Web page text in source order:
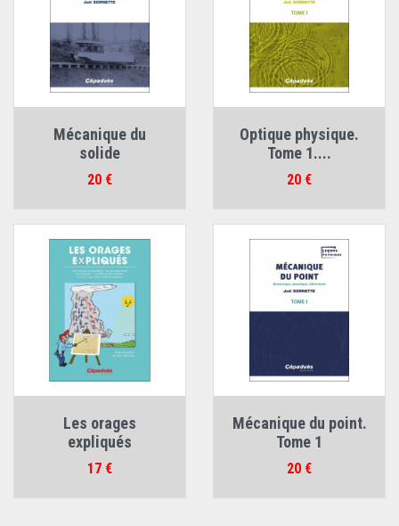
Mécanique du
solide
Prix
20 €
Optique physique.
Tome 1....
Prix
20 €
Les orages
expliqués
Prix
17 €
Mécanique du point.
Tome 1
Prix
20 €